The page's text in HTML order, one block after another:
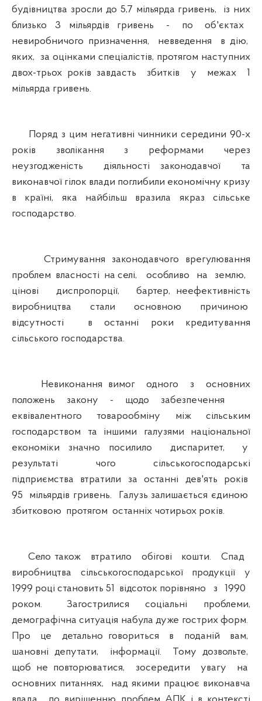
будівництва зросли до 5,7 мільярда гривень, із них
близько 3 мільярдів гривень - по об'єктах
невиробничого призначення, невведення в дію,
яких, за оцінками спеціалістів, протягом наступних
двох-трьох років завдасть збитків у межах 1
мільярда гривень.
Поряд з цим негативні чинники середини 90-х
років зволікання з реформами через
неузгодженість діяльності законодавчої та
виконавчої гілок влади поглибили економічну кризу
в країні, яка найбільш вразила якраз сільське
господарство.
Стримування законодавчого врегулювання
проблем власності на селі, особливо на землю,
цінові диспропорції, бартер, неефективність
виробництва стали основною причиною
відсутності в останні роки кредитування
сільського господарства.
Невиконання вимог одного з основних
положень закону - щодо забезпечення
еквівалентного товарообміну між сільським
господарством та іншими галузями національної
економіки значно посилило диспаритет, у
результаті чого сільськогосподарські
підприємства втратили за останні дев'ять років
95 мільярдів гривень. Галузь залишається єдиною
збитковою протягом останніх чотирьох років.
Село також втратило обігові кошти. Спад
виробництва сільськогосподарської продукції у
1999 році становить 51 відсоток порівняно з 1990
роком. Загострилися соціальні проблеми,
демографічна ситуація набула дуже гострих форм.
Про це детально говориться в поданій вам,
шановні депутати, інформації. Тому дозвольте,
щоб не повторюватися, зосередити увагу на
основних питаннях, над якими працює виконавча